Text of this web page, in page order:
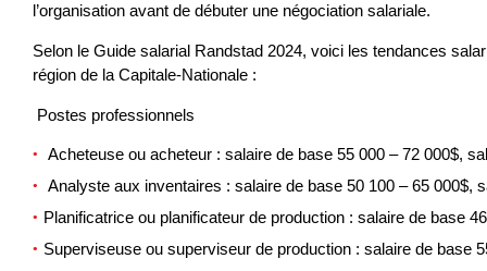
l’organisation avant de débuter une négociation salariale.
Selon le Guide salarial Randstad 2024, voici les tendances
région de la Capitale-Nationale :
Postes professionnels
Acheteuse ou acheteur : salaire de base 55 000 – 72 000$,
Analyste aux inventaires : salaire de base 50 100 – 65 000$,
Planificatrice ou planificateur de production : salaire de base
Superviseuse ou superviseur de production : salaire de base